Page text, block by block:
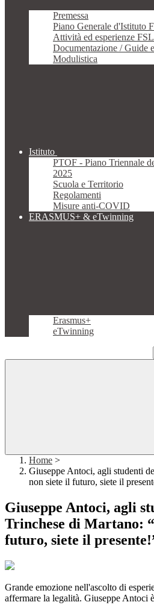
Premessa
Piano Generale d'Istituto
Attività ed esperienze
Documentazione / Guide
Modulistica
Istituto
PTOF - Piano Triennale
2025
Scuola e Territorio
Regolamenti
Misure anti-COVID
ERASMUS+ & eTwinning
Erasmus+
eTwinning
Home >
Giuseppe Antoci, agli studenti
non siete il futuro, siete il
Giuseppe Antoci, agli
Trinchese di Martano:
futuro, siete il
Grande emozione nell'ascolto di
affermare la legalità. Giuseppe Antoci